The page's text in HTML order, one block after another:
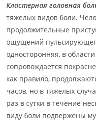
Кластерная головная
тяжелых видов боли.
продолжительные
ощущений
односторонняя, в
сопровождается
как правило,
часов, но в тяжелых
раз в сутки в течение
виду боли подвержены